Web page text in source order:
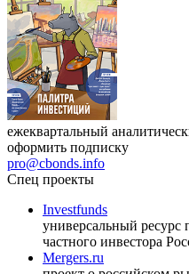
ежеквартальный
оформить подписку
pro@cbonds.info
Спец проекты
Investfunds
универсальный
частного инвестора
Mergers.ru